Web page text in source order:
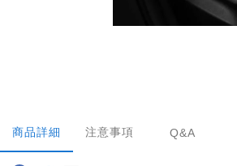
商品詳細 注意事項 Q&A